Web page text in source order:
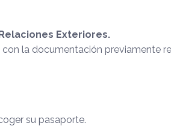
Exteriores.
con la documentación previamente
su pasaporte.